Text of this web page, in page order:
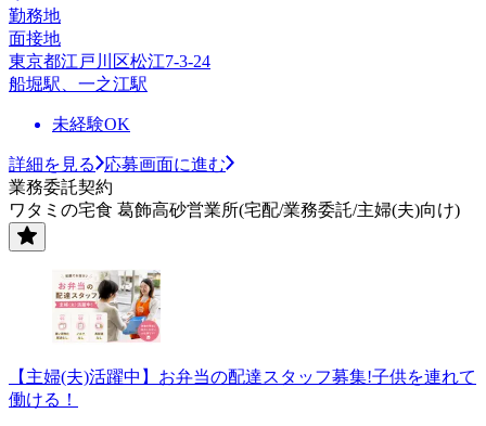
勤務地
面接地
東京都江戸川区松江7-3-24
船堀駅、一之江駅
未経験OK
詳細を見る
応募画面に進む
業務委託契約
ワタミの宅食 葛飾高砂営業所(宅配/業務委託/主婦(夫)向け)
【主婦(夫)活躍中】お弁当の配達スタッフ募集!子供を連れて
働ける！